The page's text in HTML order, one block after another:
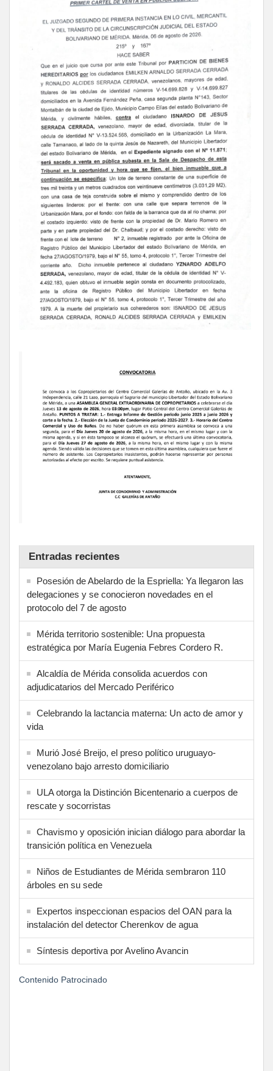
Entradas recientes
Posesión de Abelardo de la Espriella: Ya llegaron las
delegaciones y se conocieron novedades en el
protocolo del 7 de agosto
Mérida territorio sostenible: Una propuesta
estratégica por María Eugenia Febres Cordero R.
Alcaldía de Mérida consolida acuerdos con
adjudicatarios del Mercado Periférico
Celebrando la lactancia materna: Un acto de amor y
vida
Murió José Breijo, el preso político uruguayo-
venezolano bajo arresto domiciliario
ULA otorga la Distinción Bicentenario a cuerpos de
rescate y socorristas
Chavismo y oposición inician diálogo para abordar la
transición política en Venezuela
Niños de Estudiantes de Mérida sembraron 110
árboles en su sede
Expertos inspeccionan espacios del OAN para la
instalación del detector Cherenkov de agua
Síntesis deportiva por Avelino Avancin
Contenido Patrocinado